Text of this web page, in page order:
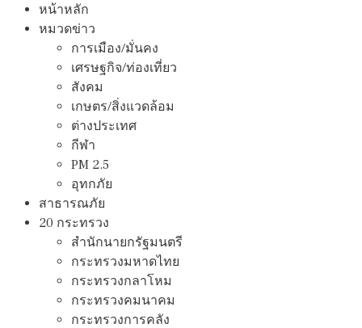
หน้าหลัก
หมวดข่าว
การเมือง/มั่นคง
เศรษฐกิจ/ท่องเที่ยว
สังคม
เกษตร/สิ่งแวดล้อม
ต่างประเทศ
กีฬา
PM 2.5
อุทกภัย
สาธารณภัย
20 กระทรวง
สํานักนายกรัฐมนตรี
กระทรวงมหาดไทย
กระทรวงกลาโหม
กระทรวงคมนาคม
กระทรวงการคลัง